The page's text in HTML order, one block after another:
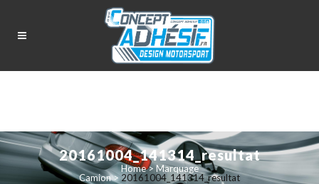
20161004_141314_resultat
Home>Marquage
Camion> 20161004_141314_resultat